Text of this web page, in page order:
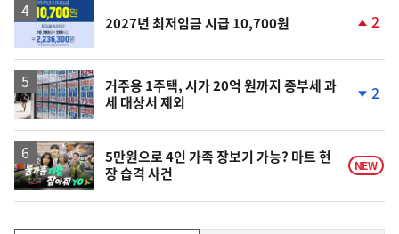
2027년 최저임금 시급 10,700원
상
2
거주용 1주택, 시가 20억 원까지 종부세 과
세 대상서 제외
하
락
2
영
상
5만원으로 4인 가족 장보기 가능? 마트 현
장 습격 사건
NEW